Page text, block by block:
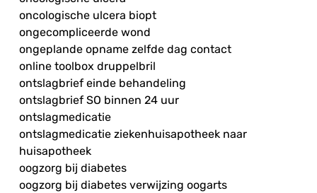
oncologische ulcera biopt
ongecompliceerde wond
ongeplande opname zelfde dag contact
online toolbox druppelbril
ontslagbrief einde behandeling
ontslagbrief SO binnen 24 uur
ontslagmedicatie
ontslagmedicatie ziekenhuisapotheek naar
huisapotheek
oogzorg bij diabetes
oogzorg bij diabetes verwijzing oogarts